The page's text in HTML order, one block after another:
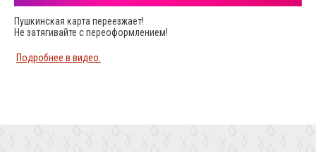
Пушкинская карта переезжает!
Не затягивайте с переоформлением!
Подробнее в видео.